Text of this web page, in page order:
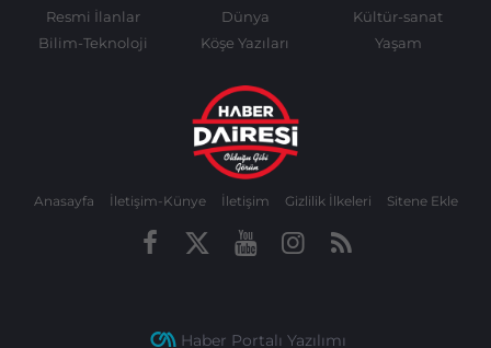
Resmi İlanlar
Dünya
Kültür-sanat
Bilim-Teknoloji
Köşe Yazıları Yaşam
Anasayfa İletişim-Künye İletişim Gizlilik İlkeleri Sitene Ekle
Haber Portalı Yazılımı